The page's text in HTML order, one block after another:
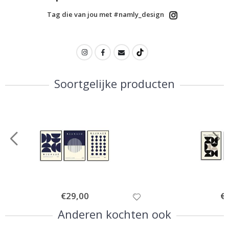
Tag die van jou met #namly_design
Soortgelijke producten
Special
Price
€29,00
Anderen kochten ook